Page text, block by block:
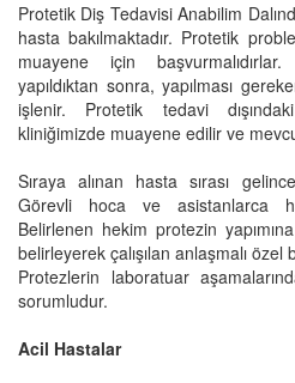
Protetik Diş Tedavisi Anabilim
hasta bakılmaktadır. Protetik
muayene için
yapıldıktan sonra, yapılması
işlenir. Protetik tedavi
kliniğimizde muayene edilir ve
Sıraya alınan hasta sırası
Görevli hoca ve asistanlarca
Belirlenen hekim protezin
belirleyerek çalışılan anlaşmalı özel
Protezlerin laboratuar
sorumludur.
Acil Hastalar